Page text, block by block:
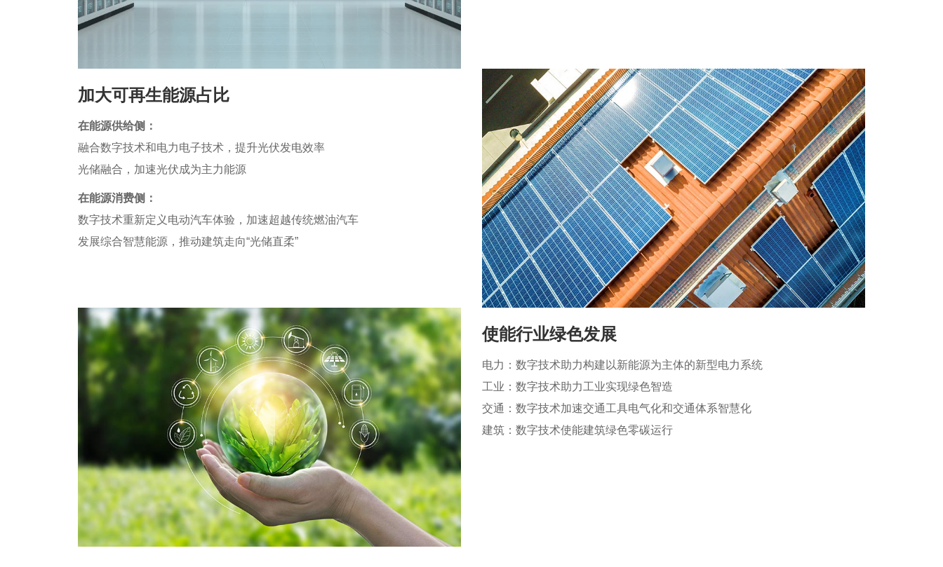
加大可再生能源占比
在能源供给侧：
融合数字技术和电力电子技术，提升光伏发电效率
光储融合，加速光伏成为主力能源
在能源消费侧：
数字技术重新定义电动汽车体验，加速超越传统燃油汽车
发展综合智慧能源，推动建筑走向“光储直柔”
使能行业绿色发展
电力：数字技术助力构建以新能源为主体的新型电力系统
工业：数字技术助力工业实现绿色智造
交通：数字技术加速交通工具电气化和交通体系智慧化
建筑：数字技术使能建筑绿色零碳运行